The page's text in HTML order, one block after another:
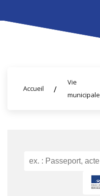
Accueil
Vie
municipale